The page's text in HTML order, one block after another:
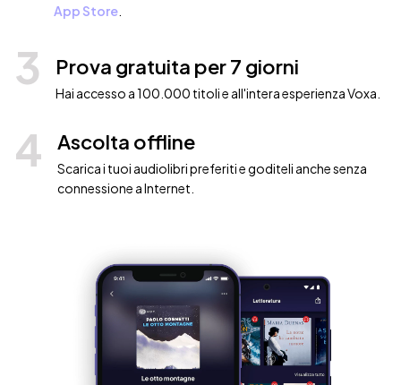
App Store
3 Prova gratuita per 7 giorni
Hai accesso a 100.000 titoli e all'intera esperienza Voxa.
4 Ascolta offline
Scarica i tuoi audiolibri preferiti e goditeli anche senza
connessione a Internet.